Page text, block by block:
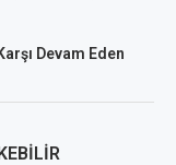
Devam Eden